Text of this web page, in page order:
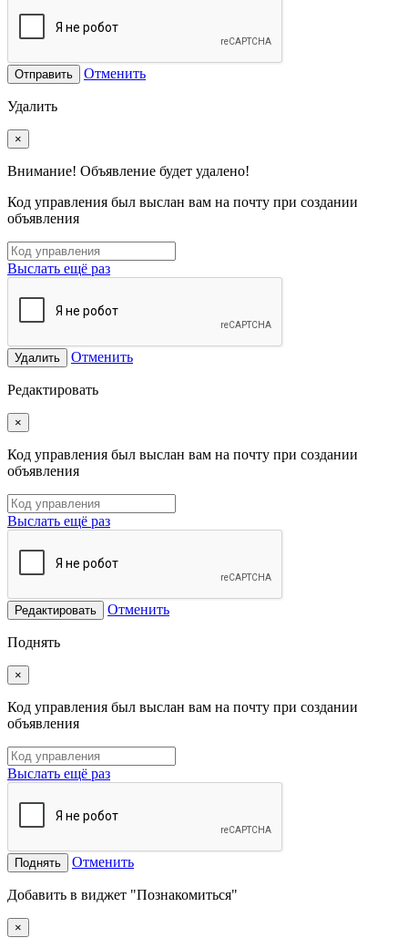
Отправить Отменить
Удалить
×
Внимание! Объявление будет удалено!
Код управления был выслан вам на почту при создании
объявления
Выслать ещё раз
Удалить Отменить
Редактировать
×
Код управления был выслан вам на почту при создании
объявления
Выслать ещё раз
Редактировать Отменить
Поднять
×
Код управления был выслан вам на почту при создании
объявления
Выслать ещё раз
Поднять Отменить
Добавить в виджет "Познакомиться"
×